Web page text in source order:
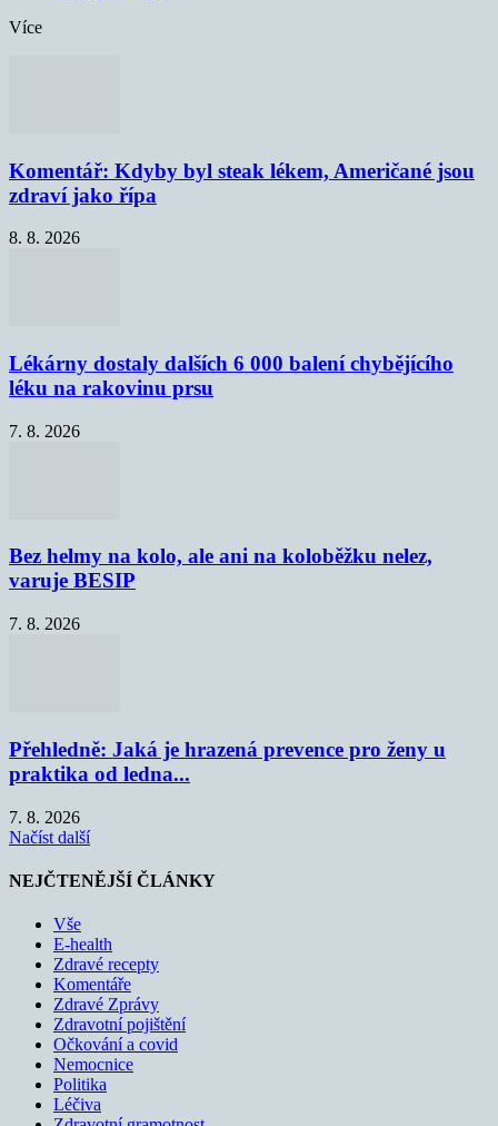
Více
Komentář: Kdyby byl steak lékem, Američané jsou
zdraví jako řípa
8. 8. 2026
Lékárny dostaly dalších 6 000 balení chybějícího
léku na rakovinu prsu
7. 8. 2026
Bez helmy na kolo, ale ani na koloběžku nelez,
varuje BESIP
7. 8. 2026
Přehledně: Jaká je hrazená prevence pro ženy u
praktika od ledna...
7. 8. 2026
Načíst další
NEJČTENĚJŠÍ ČLÁNKY
Vše
E-health
Zdravé recepty
Komentáře
Zdravé Zprávy
Zdravotní pojištění
Očkování a covid
Nemocnice
Politika
Léčiva